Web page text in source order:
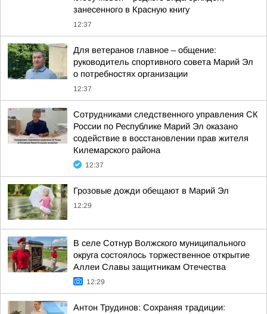
занесенного в Красную книгу
12:37
Для ветеранов главное – общение:
руководитель спортивного совета Марий Эл
о потребностях организации
12:37
Сотрудниками следственного управления СК
России по Республике Марий Эл оказано
содействие в восстановлении прав жителя
Килемарского района
12:37
Грозовые дожди обещают в Марий Эл
12:29
В селе Сотнур Волжского муниципального
округа состоялось торжественное открытие
Аллеи Славы защитникам Отечества
12:29
Антон Трудинов: Сохраняя традиции: